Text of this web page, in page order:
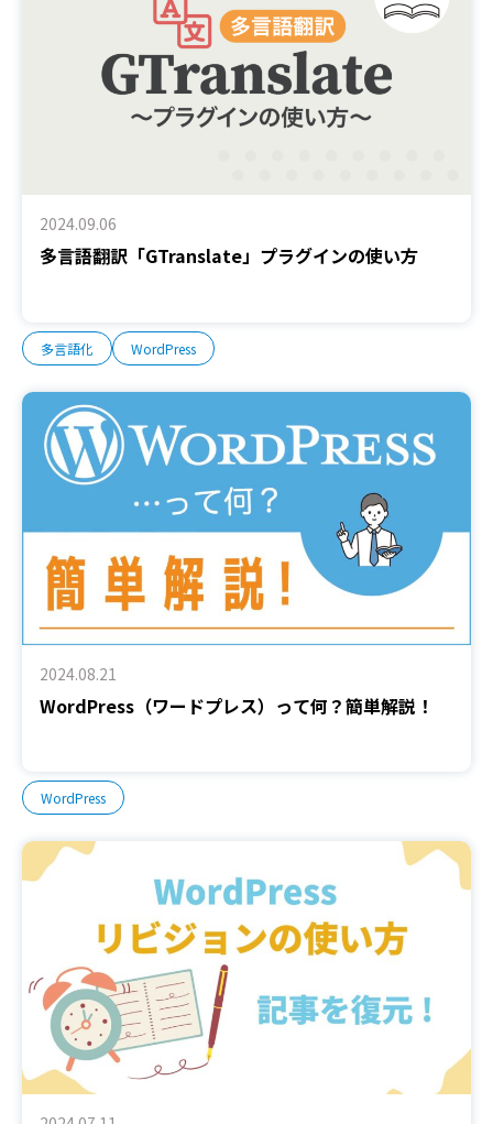
2024.09.06
多言語翻訳「GTranslate」プラグインの使い方
多言語化 WordPress
2024.08.21
WordPress（ワードプレス）って何？簡単解説！
WordPress